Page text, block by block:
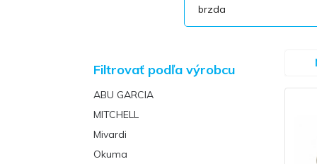
Filtrovať podľa výrobcu
ABU GARCIA
MITCHELL
Mivardi
Okuma